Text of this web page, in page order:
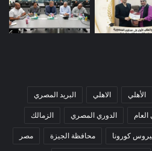
الأهلي الاهلي البريد المصري
العام الدوري المصري الزمالك
كورونا محافظة الجيزة مصر